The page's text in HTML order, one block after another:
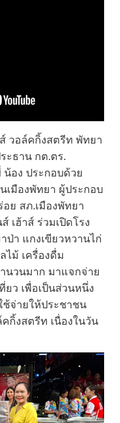
วอล์คกิ้งสตรีท พัทยา
ะธาน กต.ตร.
อง ประกอบด้วย
เมืองพัทยา ผู้ประกอบ
ย สภ.เมืองพัทยา
เฮ้าส์ ร่วมเปิดโรง
า แกงเขียวหวานไก่
ไม้ เครื่องดื่ม
นวนมาก มาแจกจ่าย
ว เพื่อเป็นส่วนหนึ่ง
ช้จ่ายให้ประชาชน
กิ้งสตรีท เนื่องในวัน